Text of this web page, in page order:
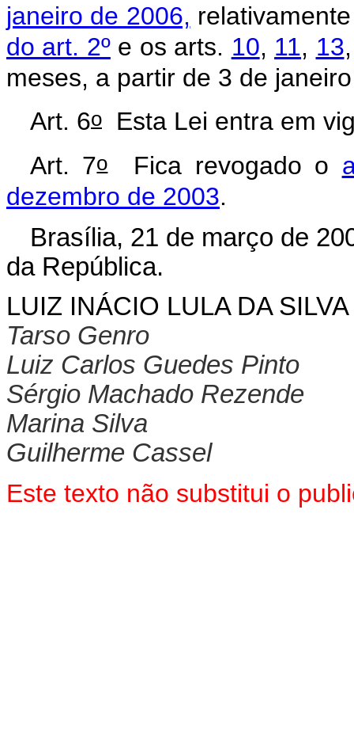
janeiro de 2006,
do art. 2ºe os arts. 10, 11, 13
meses, a partir de 3 de
Art. 6o Esta Lei entra em
Art. 7oFica revogado o
dezembro de 2003.
Brasília, 21 de março de
da República.
LUIZ INÁCIO LULA DA SILVA
Tarso Genro
Luiz Carlos Guedes Pinto
Sérgio Machado Rezende
Marina Silva
Guilherme Cassel
Este texto não substitui o